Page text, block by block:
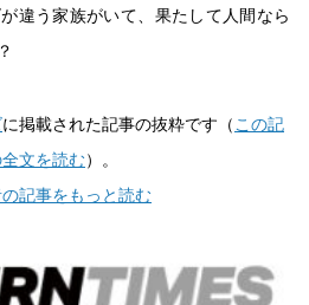
違う家族がいて、果たして人間なら
に掲載された記事の抜粋です（この記
文を読む）。
記事をもっと読む